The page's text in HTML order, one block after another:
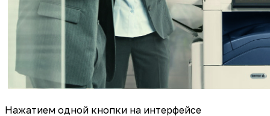
Нажатием одной кнопки на интерфейсе